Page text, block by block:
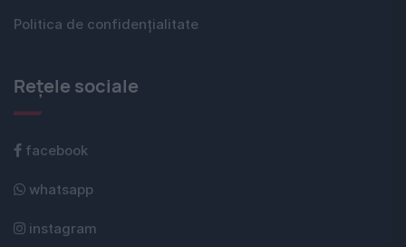
Politica de confidențialitate
Rețele sociale
facebook
whatsapp
instagram